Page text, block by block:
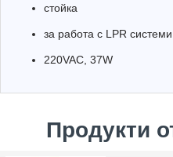
стойка
за работа с LPR системи
220VAC, 37W
Продукти